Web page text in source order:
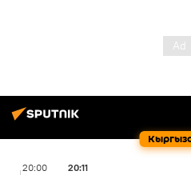
20:00 20:11